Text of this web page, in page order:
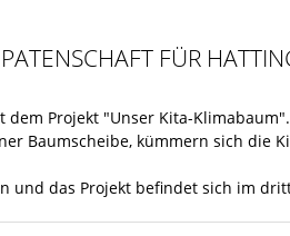
FÜR
Projekt "Unser Kita-
Baumscheibe, kümmern sich die
und das Projekt befindet sich im